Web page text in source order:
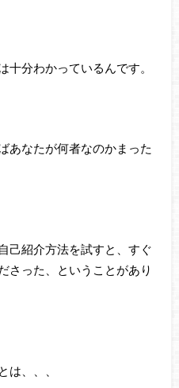
十分わかっているんです。
あなたが何者なのかまった
己紹介方法を試すと、すぐ
さった、ということがあり
は、、、